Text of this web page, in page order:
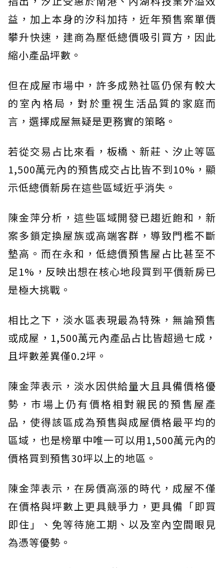
益，加上本身的汐科加持，近年預售案單價
攀升快速，建商為壓低總價吸引買方，因此
縮小產品坪數。
但在成屋市場中，許多成熟社區仍保有較大
的室內格局，對於重視生活品質的家庭而
言，選擇成屋無疑是更務實的策略。
若從交易占比來看，板橋、新莊、汐止等區
1,500萬元內的預售成交占比皆不到10%，顯
示低總價新房在這些區域近乎消失。
陳金萍分析，這些區域開發已趨近飽和，新
案多鎖定換屋族或高端客群，導致門檻不斷
墊高。而在永和，低總價預售屋占比甚至不
足1%，反映出想在核心地段買到平價新房已
是極大挑戰。
相比之下，淡水區表現最為特殊，無論預售
或成屋，1,500萬元內產品占比皆超過七成，
且坪數差異僅0.2坪。
陳金萍表示，淡水因供給量大且具備價格優
勢，市場上仍有價格相對親民的預售屋產
品，使得該區成為預售與成屋價格最平均的
區域，也是榜單中唯一可以用1,500萬元內的
價格買到預售30坪以上的地區。
陳金萍表示，在房價高漲的時代，成屋不僅
在價格與坪數上更具競爭力，更具備「即買
即住」、免等待施工期、以及室內空間眼見
為憑等優勢。